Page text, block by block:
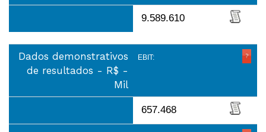
9.589.610
Dados demonstrativos
de resultados - R$ -
Mil
EBIT:
657.468